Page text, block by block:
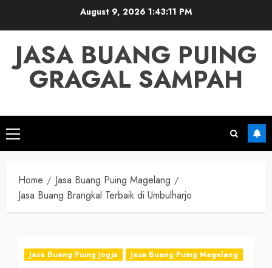
August 9, 2026 1:43:12 PM
JASA BUANG PUING
GRAGAL SAMPAH
Primary
Menu
Home
Jasa Buang Puing Magelang
Jasa Buang Brangkal Terbaik di Umbulharjo
Jasa Buang Puing Jogja Jasa Buang Puing Magelang